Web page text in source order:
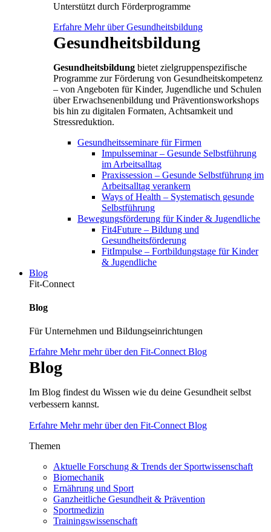
Unterstützt durch Förderprogramme
Erfahre Mehr über Gesundheitsbildung
Gesundheitsbildung
Gesundheitsbildung bietet zielgruppenspezifische
Programme zur Förderung von Gesundheitskompetenz
– von Angeboten für Kinder, Jugendliche und Schulen
über Erwachsenenbildung und Präventionsworkshops
bis hin zu digitalen Formaten, Achtsamkeit und
Stressreduktion.
Gesundheitsseminare für Firmen
Impulsseminar – Gesunde Selbstführung
im Arbeitsalltag
Praxissession – Gesunde Selbstführung im
Arbeitsalltag verankern
Ways of Health – Systematisch gesunde
Selbstführung
Bewegungsförderung für Kinder & Jugendliche
Fit4Future – Bildung und
Gesundheitsförderung
FitImpulse – Fortbildungstage für Kinder
& Jugendliche
Blog
Fit-Connect
Blog
Für Unternehmen und Bildungseinrichtungen
Erfahre Mehr mehr über den Fit-Connect Blog
Blog
Im Blog findest du Wissen wie du deine Gesundheit selbst
verbessern kannst.
Erfahre Mehr mehr über den Fit-Connect Blog
Themen
Aktuelle Forschung & Trends der Sportwissenschaft
Biomechanik
Ernährung und Sport
Ganzheitliche Gesundheit & Prävention
Sportmedizin
Trainingswissenschaft